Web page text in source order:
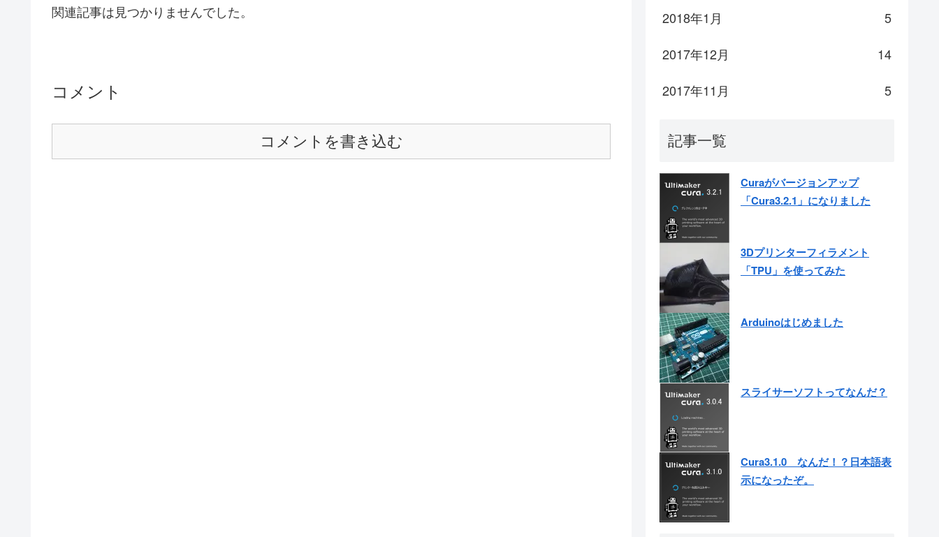
関連記事は見つかりませんでした。
コメント
コメントを書き込む
2018年1月
5
2017年12月
14
2017年11月
5
記事一覧
Curaがバージョンアップ
「Cura3.2.1」になりました
3Dプリンターフィラメント
「TPU」を使ってみた
Arduinoはじめました
スライサーソフトってなんだ？
Cura3.1.0 なんだ！？日本語表
示になったぞ。